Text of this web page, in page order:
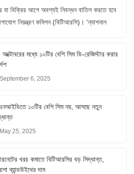
বিক্রির আগে অবশ্যই নিবন্ধন বাতিল করতে হবে
নিয়ন্ত্রণ কমিশন (বিটিআরসি)। ‘ন্যাশনাল
মধ্যে ১০টির বেশি সিম ডি-রেজিস্টার করার
September 6, 2025
১০টির বেশি সিম নয়, আসছে নতুন
May 25, 2025
খরচ কমাতে বিটিআরসির বড় সিদ্ধান্ত,
ব্যান্ডউইথের দাম